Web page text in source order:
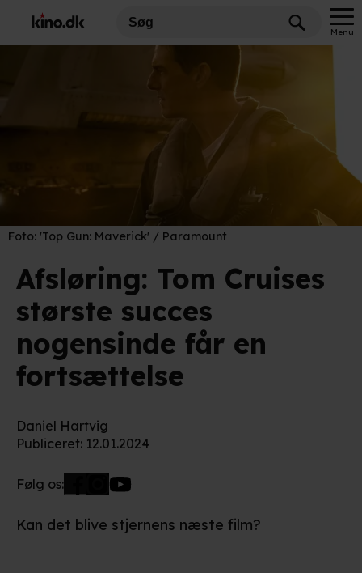
Menu
Foto: 'Top Gun: Maverick' / Paramount
Afsløring: Tom Cruises
største succes
nogensinde får en
fortsættelse
Daniel Hartvig
Publiceret: 12.01.2024
Følg os:
Kan det blive stjernens næste film?